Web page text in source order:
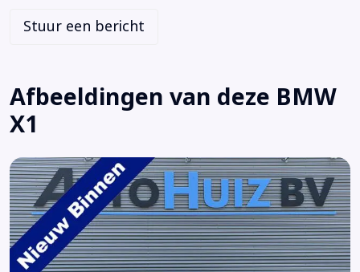
Cruisecontrol
Electronic climate control
Elektrisch bedienbare achterklep
Elektronisch Sper Differentieel
Elektronisch Stabiliteits Programma
Extra getint glas achter
Getint glas
Head-up display
Stuur een bericht
Afbeeldingen van deze BMW
X1